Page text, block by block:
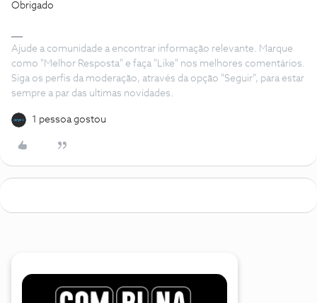
Obrigado
Ajude a comunidade a encontrar informação relevante. Marque
como "Melhor Resposta" e faça "Like" nos melhores comentários.
Siga os perfis da moderação, através da opção "Seguir", para estar
sempre a par das ultimas novidades.
1 pessoa gostou